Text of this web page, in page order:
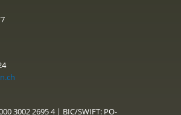
3002 2695 4 | BIC/SWIFT: PO-